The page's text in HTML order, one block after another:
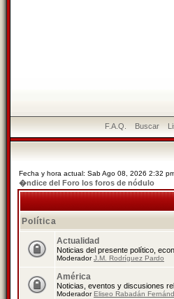
F.A.Q. Buscar
Fecha y hora actual: Sab Ago 08, 2026 2:32
�ndice del Foro los foros de nódulo
Política
Actualidad
Noticias del presente político,
ModeradorJ.M. Rodríguez Pardo
América
Noticias, eventos y discusiones
ModeradorEliseo Rabadán